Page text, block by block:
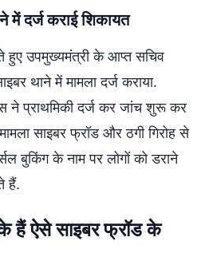
में दर्ज कराई शिकायत
हुए उपमुख्यमंत्री के आप्त सचिव
थाने में मामला दर्ज कराया.
ने प्राथमिकी दर्ज कर जांच शुरू कर
साइबर फ्रॉड और ठगी गिरोह से
बुकिंग के नाम पर लोगों को डराने
हैं.
हैं ऐसे साइबर फ्रॉड के